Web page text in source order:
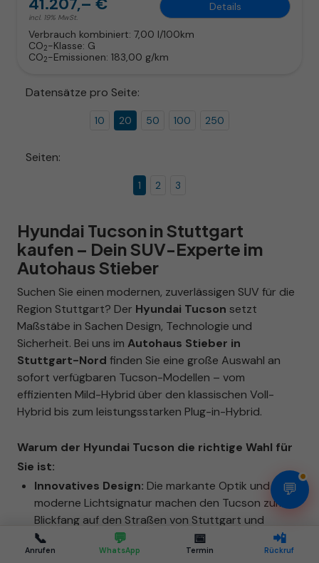
incl. 19% MwSt.
Details
Verbrauch kombiniert: 7,00 l/100km
CO2-Klasse: G
CO2-Emissionen: 183,00 g/km
Datensätze pro Seite:
10 20 50 100 250
Seiten:
1 2 3
Hyundai Tucson in Stuttgart
kaufen – Dein SUV-Experte im
Autohaus Stieber
Suchen Sie einen modernen, zuverlässigen SUV für die
Region Stuttgart? Der Hyundai Tucson setzt
Maßstäbe in Sachen Design, Technologie und
Sicherheit. Bei uns im Autohaus Stieber in
Stuttgart-Nord finden Sie eine große Auswahl an
sofort verfügbaren Tucson-Modellen – vom
effizienten Mild-Hybrid über den klassischen Voll-
Hybrid bis zum leistungsstarken Plug-in-Hybrid.
Warum der Hyundai Tucson die richtige Wahl für
Sie ist:
Innovatives Design: Die markante Optik und die
moderne Lichtsignatur machen den Tucson zum
Blickfang auf den Straßen von Stuttgart und
Umgebung.
📞
Anrufen
💬
WhatsApp
📅
Termin
📲
Rückruf
💬